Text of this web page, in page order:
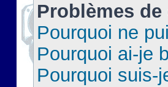
Problèmes
Pourquoi ne
Pourquoi ai-je
Pourquoi suis-